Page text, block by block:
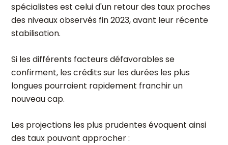
spécialistes est celui d'un retour des taux proches
des niveaux observés fin 2023, avant leur récente
stabilisation.
Si les différents facteurs défavorables se
confirment, les crédits sur les durées les plus
longues pourraient rapidement franchir un
nouveau cap.
Les projections les plus prudentes évoquent ainsi
des taux pouvant approcher :